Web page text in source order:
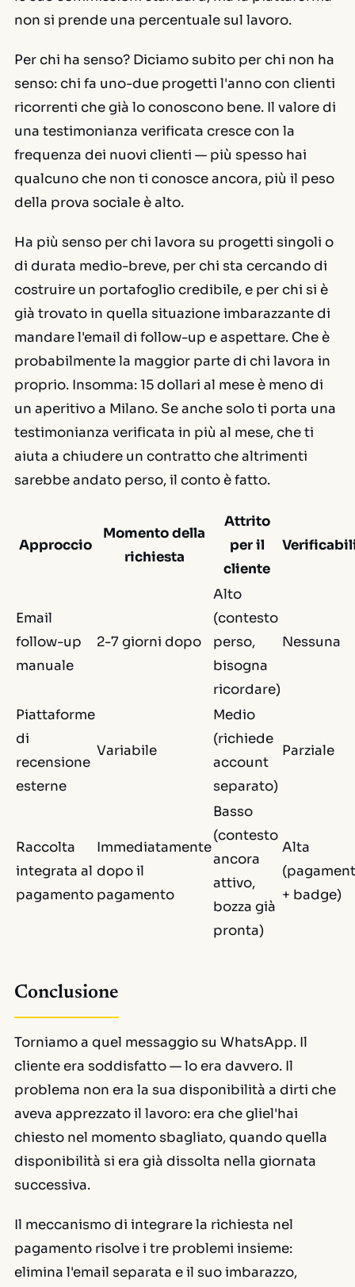
non si prende una percentuale sul lavoro.
Per chi ha senso? Diciamo subito per chi non ha
senso: chi fa uno-due progetti l'anno con clienti
ricorrenti che già lo conoscono bene. Il valore di
una testimonianza verificata cresce con la
frequenza dei nuovi clienti — più spesso hai
qualcuno che non ti conosce ancora, più il peso
della prova sociale è alto.
Ha più senso per chi lavora su progetti singoli o
di durata medio-breve, per chi sta cercando di
costruire un portafoglio credibile, e per chi si è
già trovato in quella situazione imbarazzante di
mandare l'email di follow-up e aspettare. Che è
probabilmente la maggior parte di chi lavora in
proprio. Insomma: 15 dollari al mese è meno di
un aperitivo a Milano. Se anche solo ti porta una
testimonianza verificata in più al mese, che ti
aiuta a chiudere un contratto che altrimenti
sarebbe andato perso, il conto è fatto.
Approccio
Momento della
richiesta
Attrito
per il
cliente
Email
follow-up
manuale
2-7 giorni dopo
Alto
(contesto
perso,
bisogna
ricordare)
Nessuna
Piattaforme
di
recensione
esterne
Variabile
Medio
(richiede
account
separato)
Parziale
Raccolta
integrata al
pagamento
Immediatamente
dopo il
pagamento
Basso
(contesto
ancora
attivo,
bozza già
pronta)
Alta
+ badge)
Conclusione
Torniamo a quel messaggio su WhatsApp. Il
cliente era soddisfatto — lo era davvero. Il
problema non era la sua disponibilità a dirti che
aveva apprezzato il lavoro: era che gliel'hai
chiesto nel momento sbagliato, quando quella
disponibilità si era già dissolta nella giornata
successiva.
Il meccanismo di integrare la richiesta nel
pagamento risolve i tre problemi insieme:
elimina l'email separata e il suo imbarazzo,